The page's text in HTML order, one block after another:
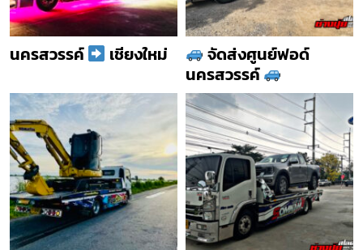
นครสวรรค์ เชียงใหม่
จัดส่งศูนย์ฟอด์
นครสวรรค์